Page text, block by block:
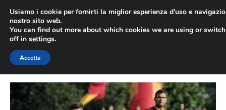
contenuto
Usiamo i cookie per fornirti la miglior esperienza d'uso e
nostro sito web.
You can find out more about which cookies we are using or
off in settings.
Accetta